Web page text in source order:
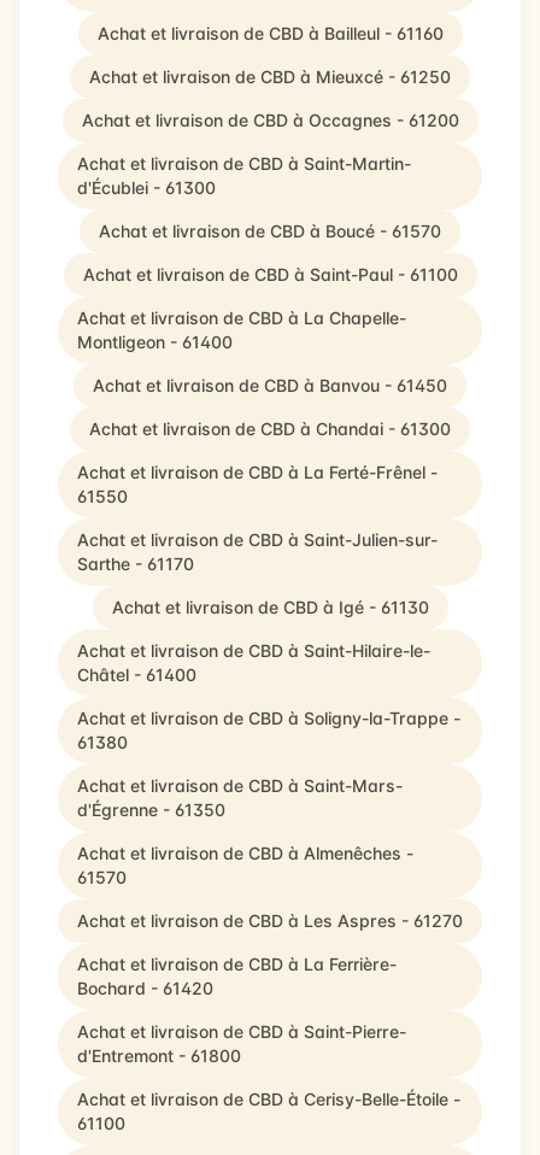
Achat et livraison de CBD à Bailleul - 61160
Achat et livraison de CBD à Mieuxcé - 61250
Achat et livraison de CBD à Occagnes - 61200
Achat et livraison de CBD à Saint-Martin-
d'Écublei - 61300
Achat et livraison de CBD à Boucé - 61570
Achat et livraison de CBD à Saint-Paul - 61100
Achat et livraison de CBD à La Chapelle-
Montligeon - 61400
Achat et livraison de CBD à Banvou - 61450
Achat et livraison de CBD à Chandai - 61300
Achat et livraison de CBD à La Ferté-Frênel -
61550
Achat et livraison de CBD à Saint-Julien-sur-
Sarthe - 61170
Achat et livraison de CBD à Igé - 61130
Achat et livraison de CBD à Saint-Hilaire-le-
Châtel - 61400
Achat et livraison de CBD à Soligny-la-Trappe -
61380
Achat et livraison de CBD à Saint-Mars-
d'Égrenne - 61350
Achat et livraison de CBD à Almenêches -
61570
Achat et livraison de CBD à Les Aspres - 61270
Achat et livraison de CBD à La Ferrière-
Bochard - 61420
Achat et livraison de CBD à Saint-Pierre-
d'Entremont - 61800
Achat et livraison de CBD à Cerisy-Belle-Étoile -
61100